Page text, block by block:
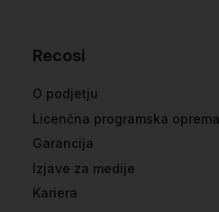
Recosi
O podjetju
Licenčna programska oprema
Garancija
Izjave za medije
Kariera